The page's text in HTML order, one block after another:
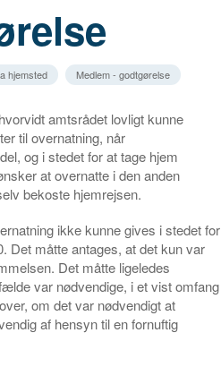
hjemsted Medlem - godtgørelse
amtsrådet lovligt kunne
til overnatning, når
og i stedet for at tage hjem
at overnatte i den anden
bekoste hjemrejsen.
ikke kunne gives i stedet for
Det måtte antages, at det kun var
Det måtte ligeledes
var nødvendige, i et vist omfang
om det var nødvendigt at
af hensyn til en fornuftig